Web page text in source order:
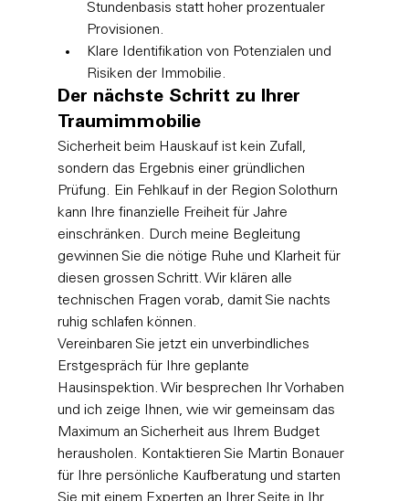
Stundenbasis statt hoher prozentualer
Provisionen.
Klare Identifikation von Potenzialen und
Risiken der Immobilie.
Der nächste Schritt zu Ihrer
Traumimmobilie
Sicherheit beim Hauskauf ist kein Zufall,
sondern das Ergebnis einer gründlichen
Prüfung. Ein Fehlkauf in der Region Solothurn
kann Ihre finanzielle Freiheit für Jahre
einschränken. Durch meine Begleitung
gewinnen Sie die nötige Ruhe und Klarheit für
diesen grossen Schritt. Wir klären alle
technischen Fragen vorab, damit Sie nachts
ruhig schlafen können.
Vereinbaren Sie jetzt ein unverbindliches
Erstgespräch für Ihre geplante
Hausinspektion. Wir besprechen Ihr Vorhaben
und ich zeige Ihnen, wie wir gemeinsam das
Maximum an Sicherheit aus Ihrem Budget
herausholen. Kontaktieren Sie Martin Bonauer
für Ihre persönliche Kaufberatung und starten